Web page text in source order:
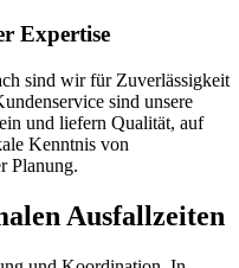
Expertise
sind wir für Zuverlässigkeit
sind unsere
und liefern Qualität, auf
Kenntnis von
Planung.
Ausfallzeiten